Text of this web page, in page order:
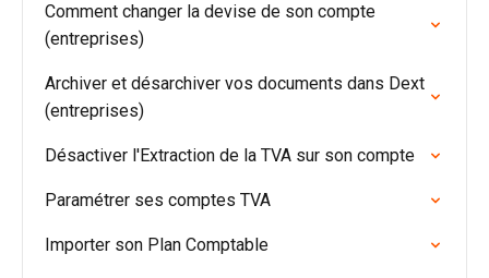
Comment changer la devise de son compte
(entreprises)
Archiver et désarchiver vos documents dans Dext
(entreprises)
Désactiver l'Extraction de la TVA sur son compte
Paramétrer ses comptes TVA
Importer son Plan Comptable